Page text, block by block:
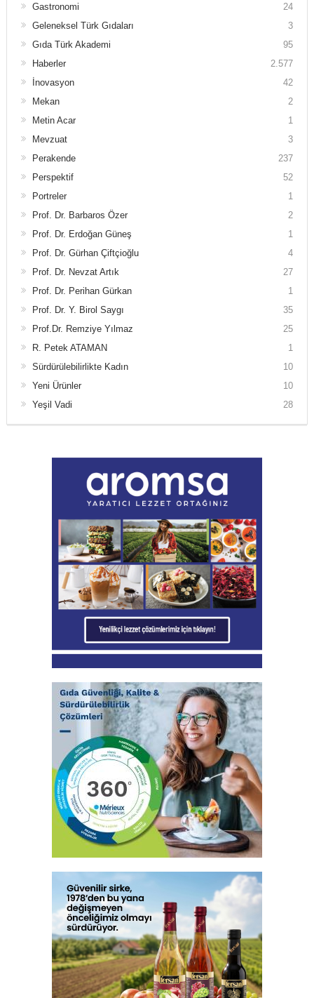
Gastronomi
24
Geleneksel Türk Gıdaları
3
Gıda Türk Akademi
95
Haberler
2.577
İnovasyon
42
Mekan
2
Metin Acar
1
Mevzuat
3
Perakende
237
Perspektif
52
Portreler
1
Prof. Dr. Barbaros Özer
2
Prof. Dr. Erdoğan Güneş
1
Prof. Dr. Gürhan Çiftçioğlu
4
Prof. Dr. Nevzat Artık
27
Prof. Dr. Perihan Gürkan
1
Prof. Dr. Y. Birol Saygı
35
Prof.Dr. Remziye Yılmaz
25
R. Petek ATAMAN
1
Sürdürülebilirlikte Kadın
10
Yeni Ürünler
10
Yeşil Vadi
28